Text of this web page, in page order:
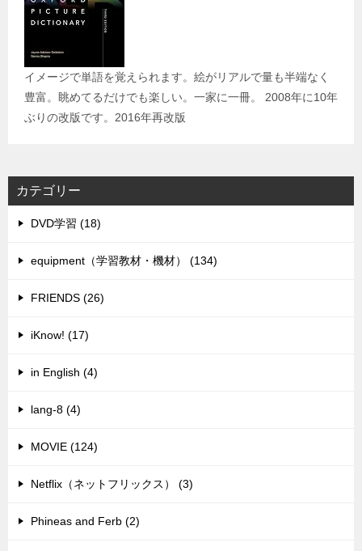
イメージで単語を覚えられます。絵がリアルで量も半端なく
豊富。眺めてるだけでも楽しい。一家に一冊。 2008年に10年
ぶりの改版です。2016年再改版
カテゴリー
DVD学習 (18)
equipment（学習教材・機材） (134)
FRIENDS (26)
iKnow! (17)
in English (4)
lang-8 (4)
MOVIE (124)
Netflix（ネットフリックス） (3)
Phineas and Ferb (2)